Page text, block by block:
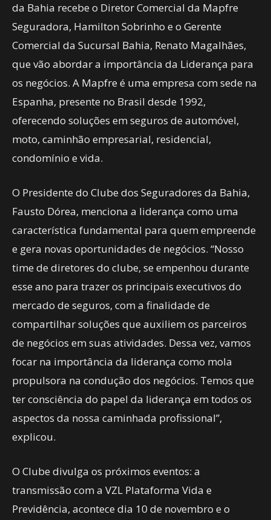
da Bahia recebe o Diretor Comercial da Mapfre
Seguradora, Hamilton Sobrinho e o Gerente
Comercial da Sucursal Bahia, Renato Magalhães,
que vão abordar a importância da Liderança para
os negócios. A Mapfre é uma empresa com sede na
Espanha, presente no Brasil desde 1992,
oferecendo soluções em seguros de automóvel,
moto, caminhão empresarial, residencial,
condomínio e vida.
O Presidente do Clube dos Seguradores da Bahia,
Fausto Dórea, menciona a liderança como uma
característica fundamental para quem empreende
e gera novas oportunidades de negócios. “Nosso
time de diretores do clube, se empenhou durante
esse ano para trazer os principais executivos do
mercado de seguros, com a finalidade de
compartilhar soluções que auxiliem os parceiros
de negócios em suas atividades. Dessa vez, vamos
focar na importância da liderança como mola
propulsora na condução dos negócios. Temos que
ter consciência do papel da liderança em todos os
aspectos da nossa caminhada profissional”,
explicou.
O Clube divulga os próximos eventos: a
transmissão com a VZL Plataforma Vida e
Previdência, acontece dia 10 de novembro e o